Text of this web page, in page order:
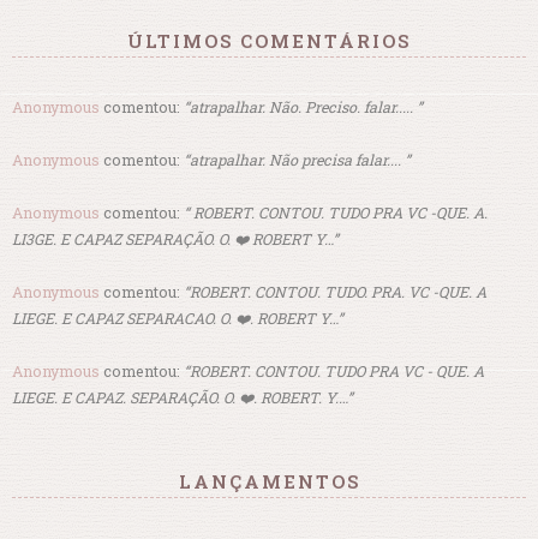
ÚLTIMOS COMENTÁRIOS
Anonymous comentou: “atrapalhar. Não. Preciso. falar..... ”
Anonymous comentou: “atrapalhar. Não precisa falar.... ”
Anonymous comentou: “ ROBERT. CONTOU. TUDO PRA VC -QUE. A.
LI3GE. E CAPAZ SEPARAÇÃO. O. ❤️ ROBERT Y…”
Anonymous comentou: “ROBERT. CONTOU. TUDO. PRA. VC -QUE. A
LIEGE. E CAPAZ SEPARACAO. O. ❤️. ROBERT Y…”
Anonymous comentou: “ROBERT. CONTOU. TUDO PRA VC - QUE. A
LIEGE. E CAPAZ. SEPARAÇÃO. O. ❤️. ROBERT. Y.…”
LANÇAMENTOS